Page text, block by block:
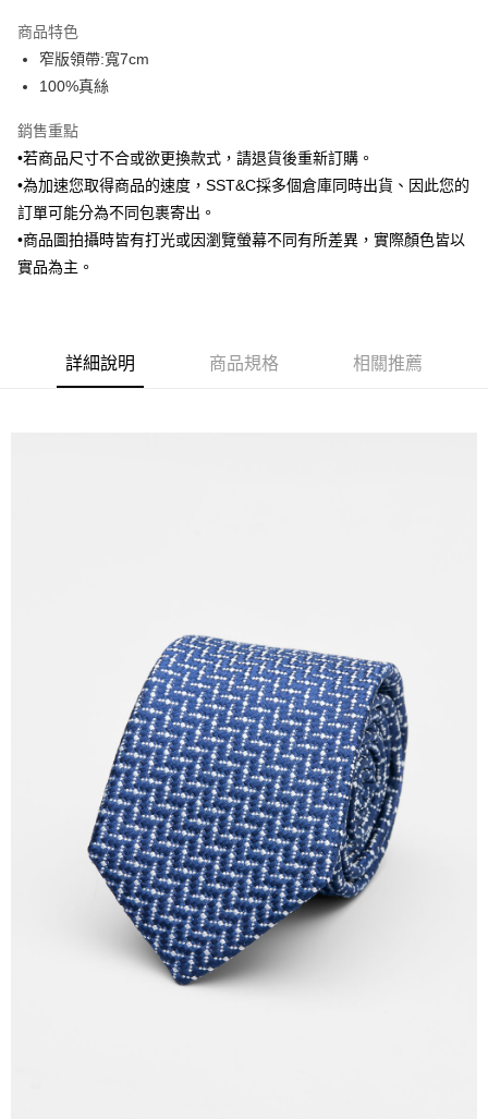
合作金庫商業銀行
華南商業銀行
上海商業儲蓄銀行
臺灣中小企業銀行
匯豐（台灣）商業銀行
華泰商業銀行
聯邦商業銀行
遠東國際商業銀行
元大商業銀行
台新國際商業銀行
中國信託商業銀行
台灣樂天信用卡公司
6 期 0 利率 每期
華南商業銀行
上海商業儲蓄銀行
國泰世華商業銀行
臺灣中小企業銀行
台中商業銀行
匯豐（台灣）商業銀行
華泰商業銀行
聯邦商業銀行
元大商業銀行
永豐商業銀行
玉山商業銀行
LINE Pay
Apple Pay
街口支付
悠遊付
Google Pay
新竹物流宅配
商品特色
窄版領帶:寬7cm
100%真絲
銷售重點
•若商品尺寸不合或欲更換款式，請退貨後重新訂購。
•為加速您取得商品的速度，SST&C採多個倉庫同時出貨、因此您的
訂單可能分為不同包裹寄出。
•商品圖拍攝時皆有打光或因瀏覽螢幕不同有所差異，實際顏色皆以
實品為主。
詳細說明 商品規格 相關推薦